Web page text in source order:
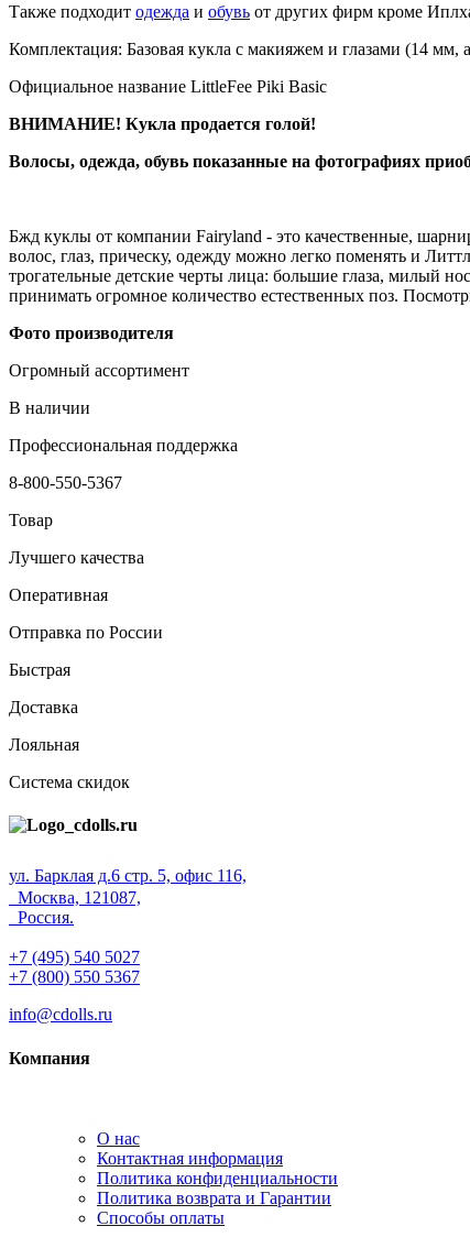
Также подходит одежда и обувь от других фирм кроме
Комплектация: Базовая кукла с макияжем и глазами (14
Официальное название LittleFee Piki Basic
ВНИМАНИЕ! Кукла продается голой!
Волосы, одежда, обувь показанные на фотографиях
Бжд куклы от компании Fairyland - это качественные,
волос, глаз, прическу, одежду можно легко поменять и
трогательные детские черты лица: большие глаза, милый
принимать огромное количество естественных поз.
Фото производителя
Огромный ассортимент
В наличии
Профессиональная поддержка
8-800-550-5367
Товар
Лучшего качества
Оперативная
Отправка по России
Быстрая
Доставка
Лояльная
Система скидок
ул. Барклая д.6 стр. 5, офис 116,
Москва, 121087,
Россия.
+7 (495) 540 5027
+7 (800) 550 5367
info@cdolls.ru
Компания
О нас
Контактная информация
Политика конфиденциальности
Политика возврата и Гарантии
Способы оплаты